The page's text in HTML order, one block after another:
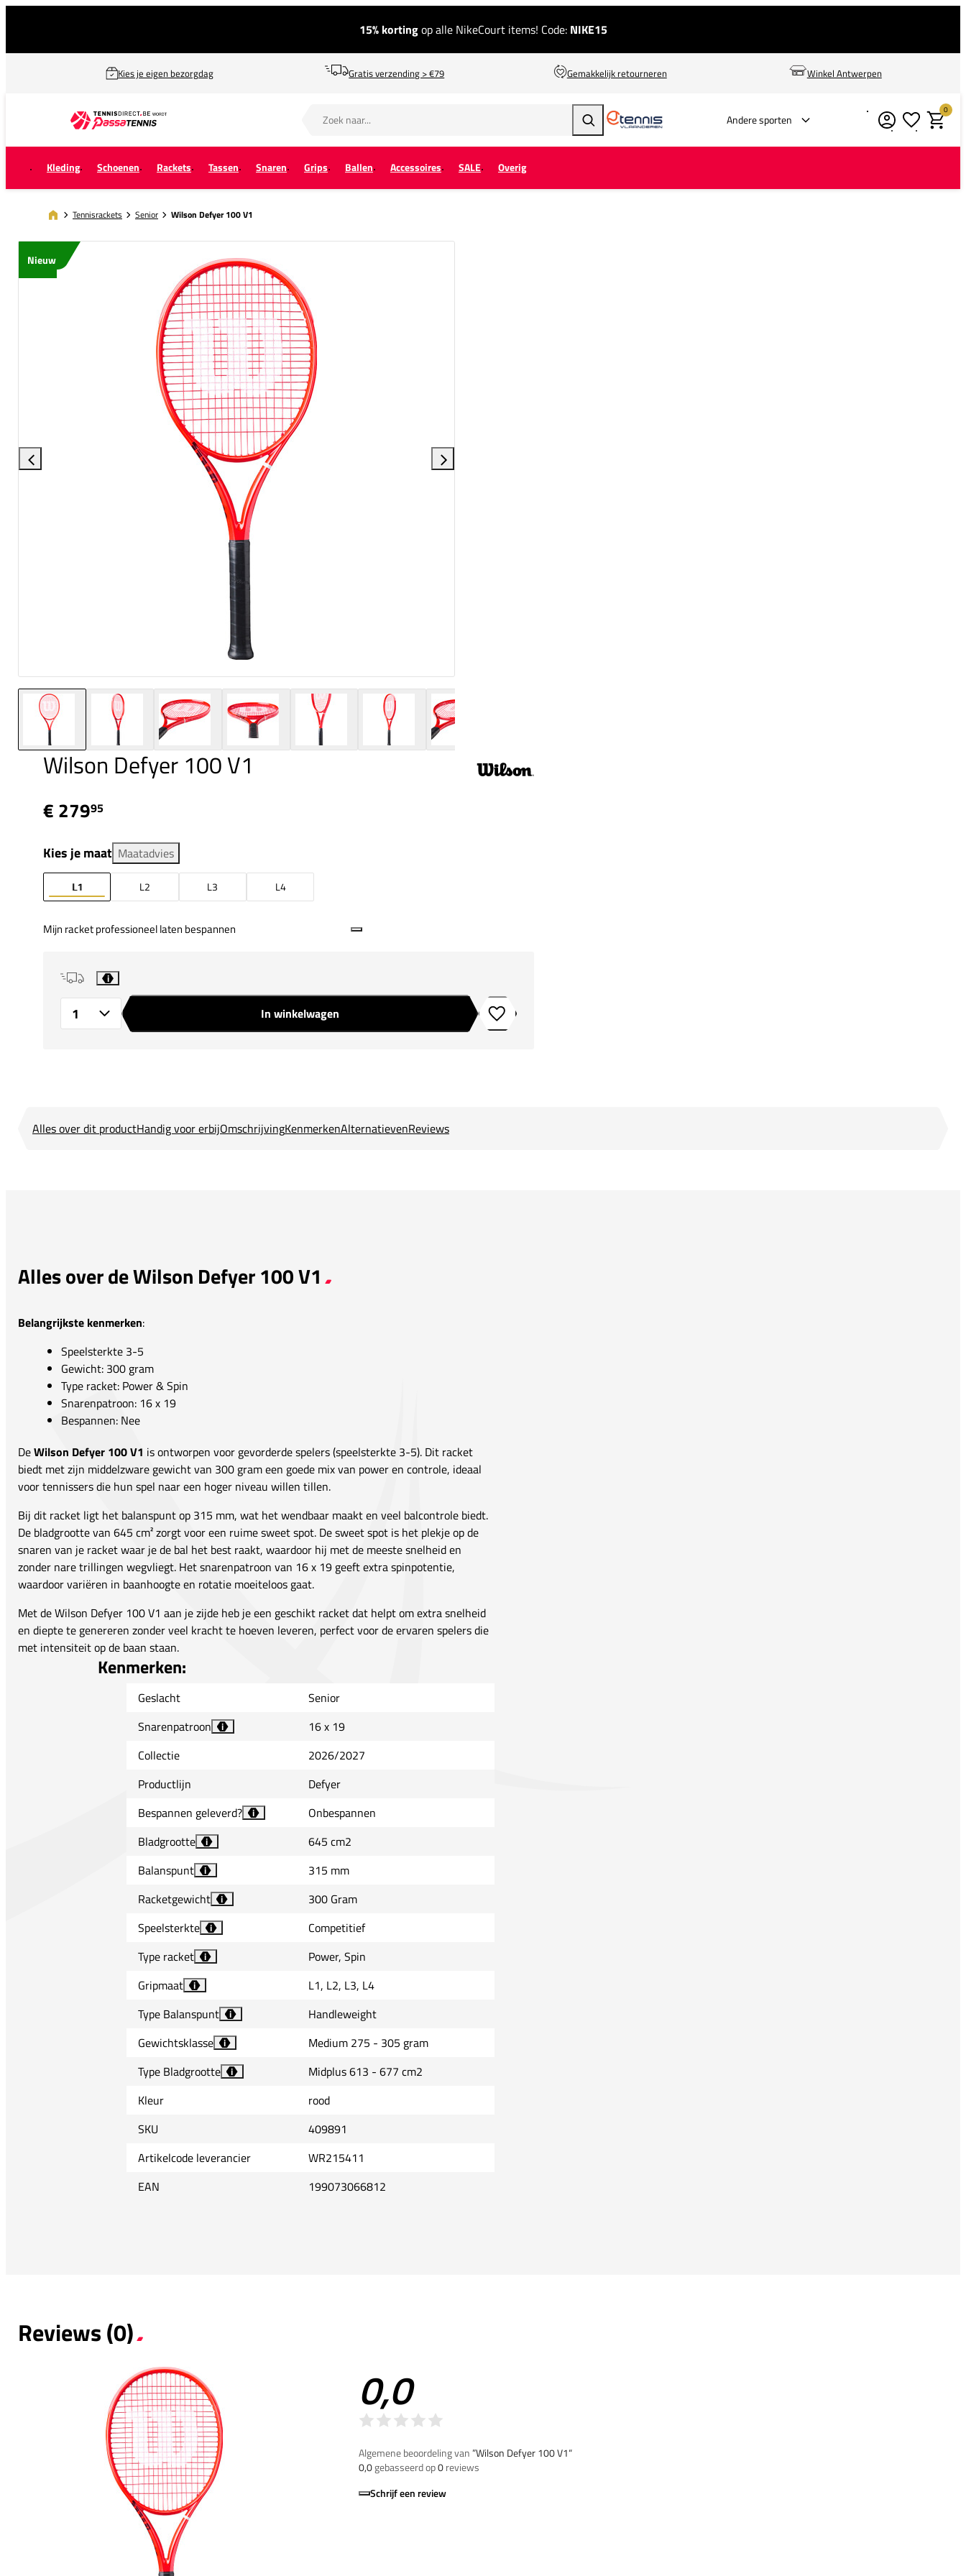
15% kortingop alle NikeCourt items! Code: NIKE15
Kies je eigen bezorgdag Gratis verzending > €79 Gemakkelijk retourneren Winkel Antwerpen
Zoeken Andere sporten Verlanglijstje
0
Kleding Schoenen Rackets Tassen Snaren Grips Ballen Accessoires SALE Overig
Tennisrackets Senior Wilson Defyer 100 V1
Nieuw
Wilson Defyer 100 V1
€ 27995
Kies je maat Maatadvies
L1 L2 L3 L4
Mijn racket professioneel laten bespannen
i
In winkelwagen Toevoegen aan verlanglijstje
Alles over dit productHandig voor erbijOmschrijvingKenmerkenAlternatievenReviews
Alles over de Wilson Defyer 100 V1
Belangrijkste kenmerken:
Speelsterkte 3-5
Gewicht: 300 gram
Type racket: Power & Spin
Snarenpatroon: 16 x 19
Bespannen: Nee
DeWilson Defyer 100 V1 is ontworpen voor gevorderde spelers (speelsterkte 3-5). Dit racket
biedt met zijn middelzware gewicht van 300 gram een goede mix van power en controle, ideaal
voor tennissers die hun spel naar een hoger niveau willen tillen.
Bij dit racket ligt het balanspunt op 315 mm, wat het wendbaar maakt en veel balcontrole biedt.
De bladgrootte van 645 cm² zorgt voor een ruime sweet spot. De sweet spot is het plekje op de
snaren van je racket waar je de bal het best raakt, waardoor hij met de meeste snelheid en
zonder nare trillingen wegvliegt. Het snarenpatroon van 16 x 19 geeft extra spinpotentie,
waardoor variëren in baanhoogte en rotatie moeiteloos gaat.
Met de Wilson Defyer 100 V1 aan je zijde heb je een geschikt racket dat helpt om extra snelheid
en diepte te genereren zonder veel kracht te hoeven leveren, perfect voor de ervaren spelers die
met intensiteit op de baan staan.
Kenmerken:
Geslacht
Senior
Snarenpatroon
i
16 x 19
Collectie
2026/2027
Productlijn
Defyer
Bespannen geleverd?
i
Onbespannen
Bladgrootte
i
645 cm2
Balanspunt
i
315 mm
Racketgewicht
i
300 Gram
Speelsterkte
i
Competitief
Type racket
i
Power, Spin
Gripmaat
i
L1, L2, L3, L4
Type Balanspunt
i
Handleweight
Gewichtsklasse
i
Medium 275 - 305 gram
Type Bladgrootte
i
Midplus 613 - 677 cm2
Kleur
rood
SKU
409891
Artikelcode leverancier
WR215411
EAN
199073066812
Reviews (0)
0,0
Algemene beoordeling van”Wilson Defyer 100 V1“
0,0gebasseerd op0reviews
Schrijf een review